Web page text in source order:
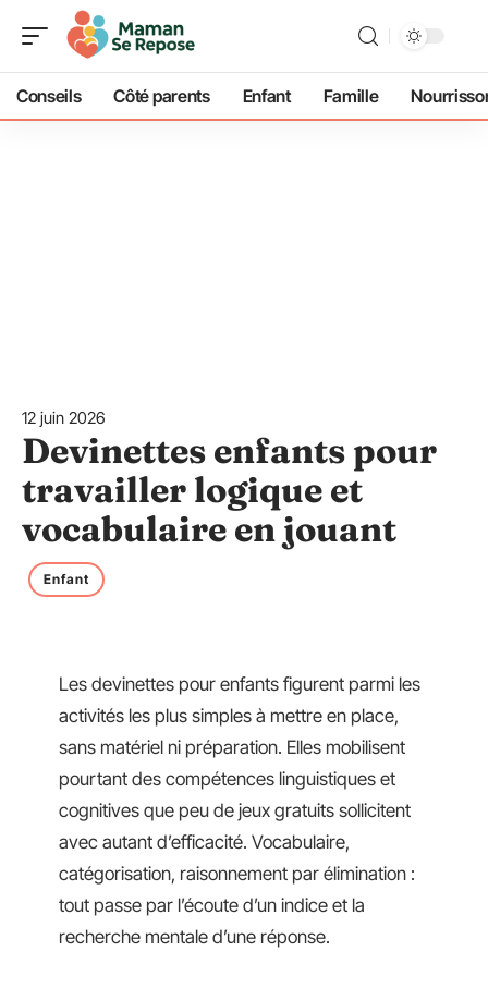
Conseils Côté parents Enfant Famille
12 juin 2026
Devinettes enfants pour
travailler logique et
vocabulaire en jouant
Enfant
Les devinettes pour enfants figurent parmi les
activités les plus simples à mettre en place,
sans matériel ni préparation. Elles mobilisent
pourtant des compétences linguistiques et
cognitives que peu de jeux gratuits sollicitent
avec autant d’efficacité. Vocabulaire,
catégorisation, raisonnement par élimination :
tout passe par l’écoute d’un indice et la
recherche mentale d’une réponse.